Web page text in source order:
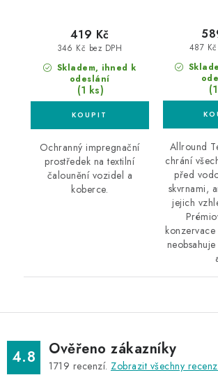
Skladem, ihned k
odeslání
(1 ks)
346 Kč bez DPH
419 Kč
Ochranný impregnační
prostředek na textilní
čalounění vozidel a
koberce.
487
Allround
chrání
před
skvrnami,
jejich
4.8 Ověřeno zákazníky
1719 recenzí. Zobrazit všechny